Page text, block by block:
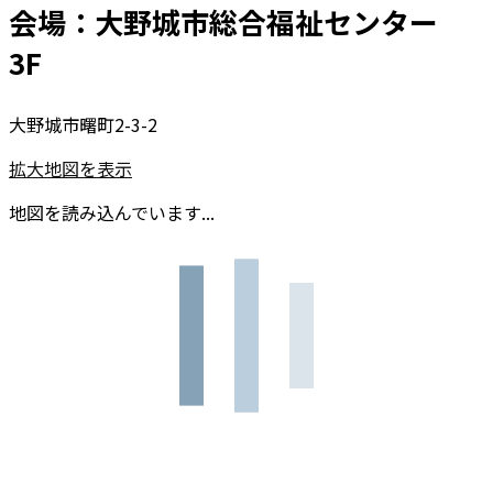
会場：大野城市総合福祉センター
3F
大野城市曙町2-3-2
拡大地図を表示
地図を読み込んでいます...